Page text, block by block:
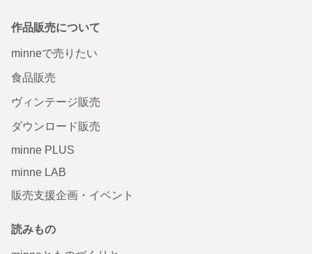
作品販売について
minneで売りたい
食品販売
ヴィンテージ販売
ダウンロード販売
minne PLUS
minne LAB
販売支援企画・イベント
読みもの